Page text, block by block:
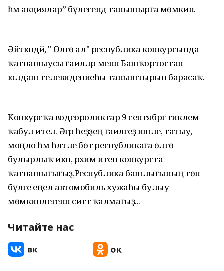
һәм акциялар” бүлегендә танышырға мөмкин.
Әйткәндәй, " Өлгө ал" республика конкурсында
ҡатнашыусы ғаиләләр менән Башҡортостан
юлдаш телевидениеһы таныштырып барасаҡ.
Конкурсҡа водеороликтар 9 сентябргә тиклем
ҡабул ителә. Әгәр һеҙҙең ғаиләгеҙ ишле, татыу,
моңло һәм һәләтле бөтә республикаға өлгө
булырлыҡ икән, рәхим итеп конкурста
ҡатнашығығыҙ,Республика башлығының төп
бүләге еңел автомобиль хужаһы булыу
мөмкинлегенән ситтә ҡалмағыҙ...
Читайте нас